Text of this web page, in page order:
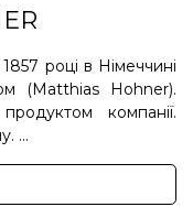
році в Німеччині
(Matthias Hohner).
компанії.
...